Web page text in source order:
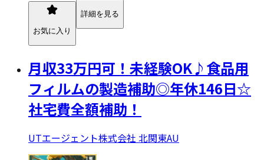
お気に入り
詳細を見る
月収33万円可！未経験OK♪食品用
フィルムの製造補助◎年休146日☆
社宅費全額補助！
UTエージェント株式会社 北関東AU